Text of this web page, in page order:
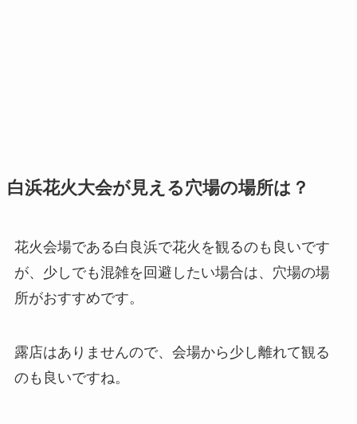
白浜花火大会が見える穴場の場所は？
花火会場である白良浜で花火を観るのも良いです
が、少しでも混雑を回避したい場合は、穴場の場
所がおすすめです。
露店はありませんので、会場から少し離れて観る
のも良いですね。